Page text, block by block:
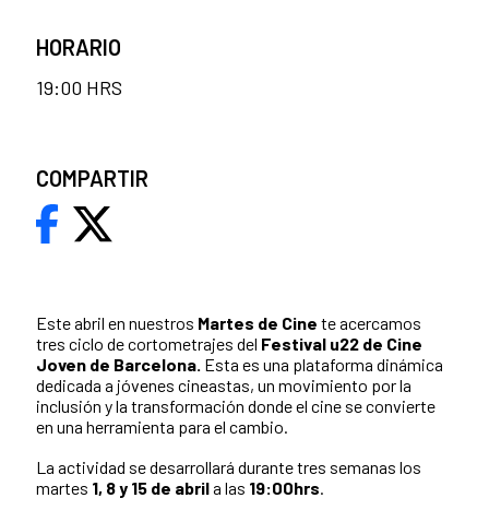
Este abril en nuestros Martes de Cine te acercamos
tres ciclo de cortometrajes del Festival u22 de Cine
Joven de Barcelona. Esta es una plataforma dinámica
dedicada a jóvenes cineastas, un movimiento por la
inclusión y la transformación donde el cine se convierte
en una herramienta para el cambio.
La actividad se desarrollará durante tres semanas los
martes 1, 8 y 15 de abrila las 19:00hrs.
HORARIO
19:00 HRS
COMPARTIR